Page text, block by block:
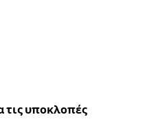
τις υποκλοπές